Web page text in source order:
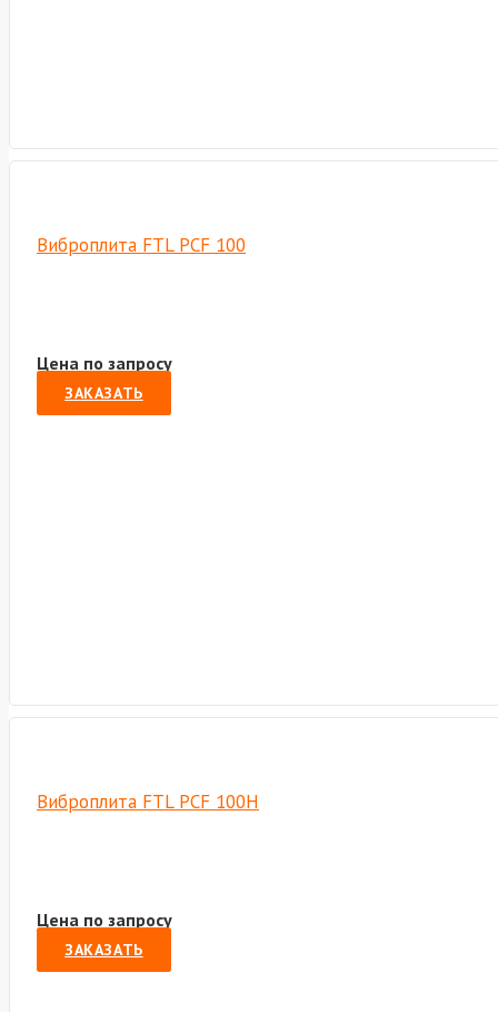
Виброплита FTL PCF 100
Цена по запросу
ЗАКАЗАТЬ
Виброплита FTL PCF 100H
Цена по запросу
ЗАКАЗАТЬ